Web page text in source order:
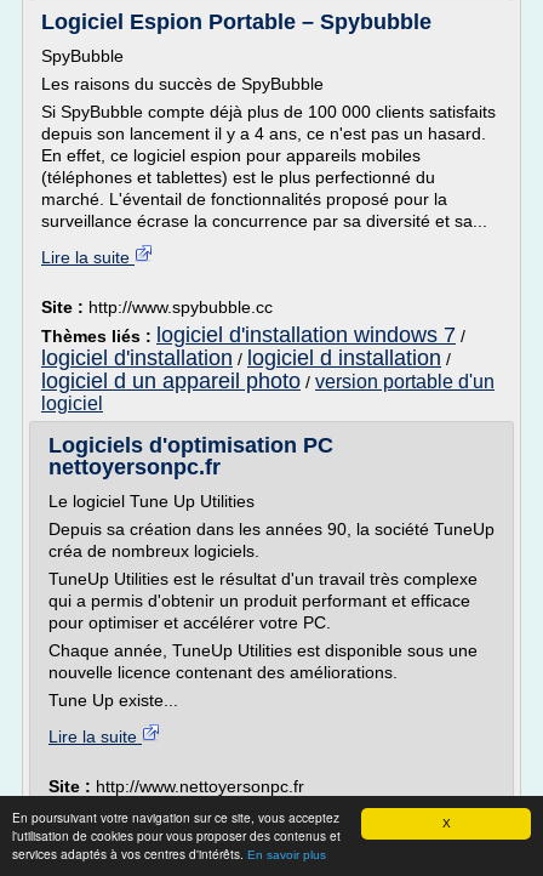
X
En poursuivant votre navigation sur ce site, vous acceptez
l'utilisation de cookies pour vous proposer des contenus et
services adaptés à vos centres d'intérêts. En savoir plus
Logiciel Espion Portable – Spybubble
SpyBubble
Les raisons du succès de SpyBubble
Si SpyBubble compte déjà plus de 100 000 clients satisfaits
depuis son lancement il y a 4 ans, ce n'est pas un hasard.
En effet, ce logiciel espion pour appareils mobiles
(téléphones et tablettes) est le plus perfectionné du
marché. L'éventail de fonctionnalités proposé pour la
surveillance écrase la concurrence par sa diversité et sa...
Lire la suite
Site : http://www.spybubble.cc
Thèmes liés : logiciel d'installation windows 7 /
logiciel d'installation / logiciel d installation /
logiciel d un appareil photo / version portable d'un
logiciel
Logiciels d'optimisation PC
nettoyersonpc.fr
Le logiciel Tune Up Utilities
Depuis sa création dans les années 90, la société TuneUp
créa de nombreux logiciels.
TuneUp Utilities est le résultat d'un travail très complexe
qui a permis d'obtenir un produit performant et efficace
pour optimiser et accélérer votre PC.
Chaque année, TuneUp Utilities est disponible sous une
nouvelle licence contenant des améliorations.
Tune Up existe...
Lire la suite
Site : http://www.nettoyersonpc.fr
Comment utiliser un logiciel PC sur Mac
très simplement ...